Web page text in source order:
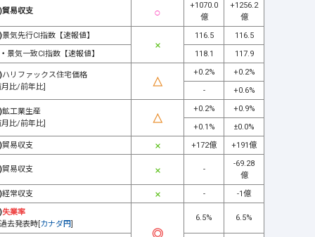
貿易収支
+1070.0
億
+1256.2
億
景気先行CI指数【速報値】 116.5
116.5
景気一致CI指数【速報値】 118.1 117.9
ハリファックス住宅価格
月比/前年比]
+0.2%
+0.2%
-
+0.6%
鉱工業生産
月比/前年比]
+0.2%
+0.9%
+0.1%
±0.0%
貿易収支 +172億 +191億
貿易収支 -
-69.28
億
経常収支 - -1億
失業率
去発表時[カナダ円]
6.5% 6.5%